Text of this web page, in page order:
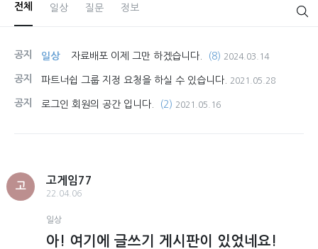
전체 일상 질문 정보
공지 일상 자료배포 이제 그만 하겠습니다. (8) 2024.03.14
공지 파트너쉽 그룹 지정 요청을 하실 수 있습니다. 2021.05.28
공지 로그인 회원의 공간 입니다. (2) 2021.05.16
고
고게임77
22.04.06
일상
아! 여기에 글쓰기 게시판이 있었네요!